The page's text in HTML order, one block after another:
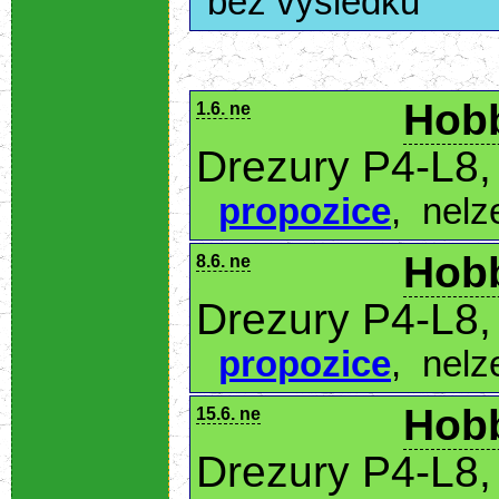
1.6. ne
Drezury P4-
propozice,
8.6. ne
Drezury P4-
propozice,
15.6. ne
Drezury P4-